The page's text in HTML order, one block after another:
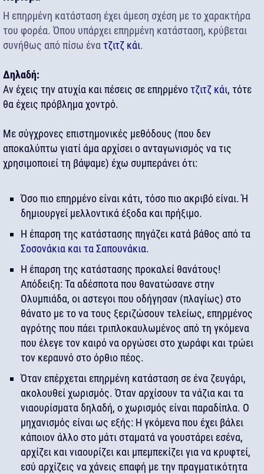
Η επηρμένη κατάσταση έχει άμεση σχέση με το χαρακτήρα
του φορέα. Όπου υπάρχει επηρμένη κατάσταση, κρύβεται
συνήθως από πίσω ένατζιτζ κάι.
Δηλαδή:
Αν έχεις την ατυχία και πέσεις σε επηρμένοτζιτζ κάι, τότε
θα έχεις πρόβλημα χοντρό.
Με σύγχρονες επιστημονικές μεθόδους (που δεν
αποκαλύπτω γιατί άμα αρχίσει ο ανταγωνισμός να τις
χρησιμοποιεί τη βάψαμε) έχω συμπεράνει ότι:
Όσο πιο επηρμένο είναι κάτι, τόσο πιο ακριβό είναι. Ή
δημιουργεί μελλοντικά έξοδα και πρήξιμο.
Η έπαρση της κατάστασης πηγάζει κατά βάθος από τα
Σοσονάκια και τα Σαπουνάκια.
Η έπαρση της κατάστασης προκαλεί θανάτους!
Απόδειξη: Τα αδέσποτα που θανατώσανε στην
Ολυμπιάδα, οι αστεγοι που οδήγησαν (πλαγίως) στο
θάνατο με το να τους ξεριζώσουν τελείως, επηρμένος
αγρότης που πάει τριπλοκαυλωμένος από τη γκόμενα
που έλεγε τον καιρό να οργώσει στο χωράφι και τρώει
τον κεραυνό στο όρθιο πέος.
Όταν επέρχεται επηρμένη κατάσταση σε ένα ζευγάρι,
ακολουθεί χωρισμός. Όταν αρχίσουν τα νάζια και τα
νιαουρίσματα δηλαδή, ο χωρισμός είναι παραδίπλα. Ο
μηχανισμός είναι ως εξής: Η γκόμενα που έχει βάλει
κάποιον άλλο στο μάτι σταματά να γουστάρει εσένα,
αρχίζει και νιαουρίζει και μπεμπεκίζει για να κρυφτεί,
εσύ αρχίζεις να χάνεις επαφή με την πραγματικότητα